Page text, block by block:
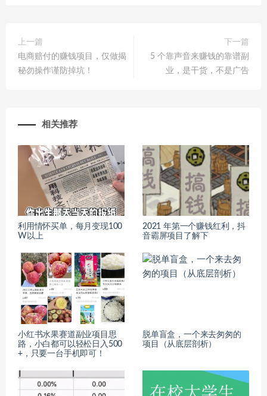
上一篇
电商赔付的赚钱项目，仅做揭
秘勿操作谨防掉坑！
下一篇
5 个靠声音来赚钱的靠谱副
业，是干货，不是广告
相关推荐
利用情怀买单，每月变现100
W以上
2021 年第一个赚钱红利，抖
音霸屏项目了解下
小红书水果赛道副业项目思
路，小白都可以轻松日入500
+，只要一台手机即可！
脱单盲盒，一个来去匆匆的
项目（从底层剖析）